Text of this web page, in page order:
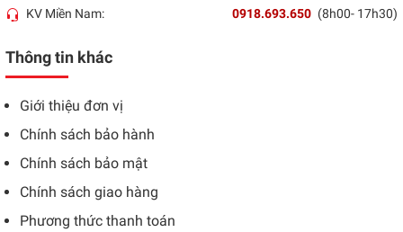
KV Miền Nam:
0918.693.650 (8h00- 17h30)
Thông tin khác
Giới thiệu đơn vị
Chính sách bảo hành
Chính sách bảo mật
Chính sách giao hàng
Phương thức thanh toán